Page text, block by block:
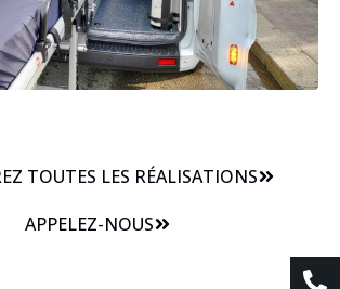
TOUTES LES RÉALISATIONS
APPELEZ-NOUS